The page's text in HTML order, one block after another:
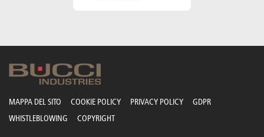
MAPPA DEL SITO COOKIE POLICY PRIVACY POLICY
GDPR
WHISTLEBLOWING
COPYRIGHT